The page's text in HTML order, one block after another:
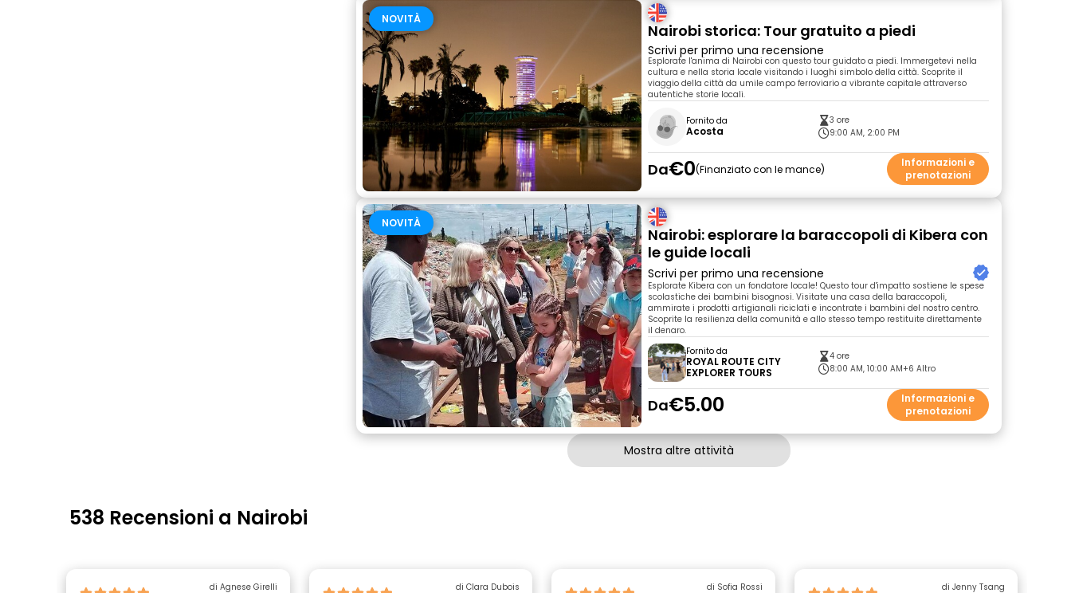
NOVITÀ
Nairobi storica: Tour gratuito a piedi
Scrivi per primo una recensione
Esplorate l'anima di Nairobi con questo tour guidato a piedi. Immergetevi nella
cultura e nella storia locale visitando i luoghi simbolo della città. Scoprite il
viaggio della città da umile campo ferroviario a vibrante capitale attraverso
autentiche storie locali.
Fornito da
Acosta
3 ore
9:00 AM, 2:00 PM
Da€0 Finanziato con le mance
Informazioni e
prenotazioni
NOVITÀ
Nairobi: esplorare la baraccopoli di Kibera con
le guide locali
Scrivi per primo una recensione
Esplorate Kibera con un fondatore locale! Questo tour d'impatto sostiene le spese
scolastiche dei bambini bisognosi. Visitate una casa della baraccopoli,
ammirate i prodotti artigianali riciclati e incontrate i bambini del nostro centro.
Scoprite la resilienza della comunità e allo stesso tempo restituite direttamente
il denaro.
Fornito da
ROYAL ROUTE CITY
EXPLORER TOURS
4 ore
8:00 AM, 10:00 AM+6 Altro
Da€5.00
Informazioni e
prenotazioni
Mostra altre attività
538 Recensioni a Nairobi
di Agnese Girelli
di Clara Dubois
di Sofia Rossi
di Jenny Tsang